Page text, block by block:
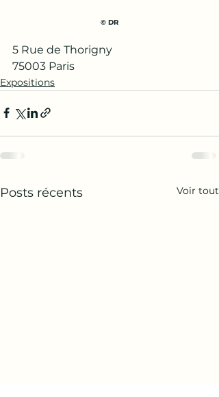
© DR
5 Rue de Thorigny
75003 Paris
Expositions
Posts récents Voir tout